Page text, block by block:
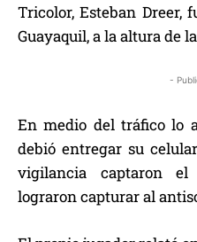
Tricolor, Esteban Dreer,
Guayaquil, a la altura de
-
En medio del tráfico lo
debió entregar su
vigilancia captaron
lograron capturar al